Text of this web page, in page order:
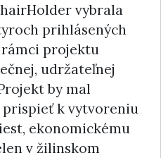
vybrala
prihlásených
rámci projektu
udržateľnej
by mal
k vytvoreniu
ekonomickému
v žilinskom